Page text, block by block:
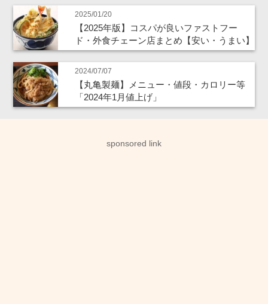
2025/01/20
【2025年版】コスパが良いファストフー
ド・外食チェーン店まとめ【安い・うまい】
2024/07/07
【丸亀製麺】メニュー・値段・カロリー等
「2024年1月値上げ」
sponsored link